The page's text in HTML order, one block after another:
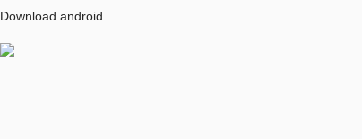
Download android